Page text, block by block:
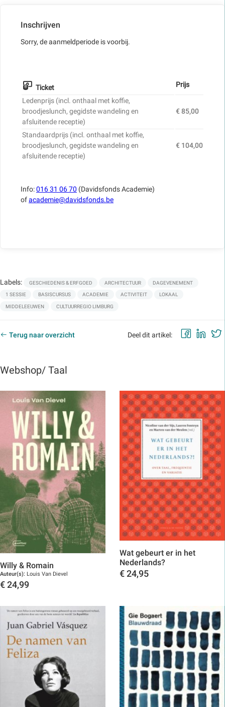
Inschrijven
Sorry, de aanmeldperiode is voorbij.
Ticket
Prijs
Ledenprijs (incl. onthaal met koffie,
broodjeslunch, gegidste wandeling en
afsluitende receptie)
€ 85,00
Standaardprijs (incl. onthaal met koffie,
broodjeslunch, gegidste wandeling en
afsluitende receptie)
€ 104,00
Info:016 31 06 70 (Davidsfonds Academie)
ofacademie@davidsfonds.be
Labels: GESCHIEDENIS & ERFGOED ARCHITECTUUR DAGEVENEMENT
1 SESSIE BASISCURSUS ACADEMIE ACTIVITEIT LOKAAL
MIDDELEEUWEN CULTUURREGIO LIMBURG
Terug naar overzicht Deel dit artikel:
Webshop/ Taal
Willy & Romain
Auteur(s): Louis Van Dievel
€ 24,99
Wat gebeurt er in het
Nederlands?
€ 24,95